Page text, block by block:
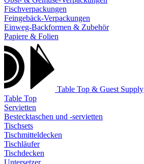
Fischverpackungen
Feingebäck-Verpackungen
Einweg-Backformen & Zubehör
Papiere & Folien
Table Top & Guest Supply
Table Top
Servietten
Bestecktaschen und -servietten
Tischsets
Tischmitteldecken
Tischläufer
Tischdecken